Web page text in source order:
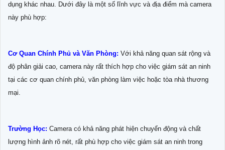
dụng khác nhau. Dưới đây là một số lĩnh vực và địa điểm mà camera
này phù hợp:
Cơ Quan Chính Phủ và Văn Phòng: Với khả năng quan sát rộng và
độ phân giải cao, camera này rất thích hợp cho việc giám sát an ninh
tại các cơ quan chính phủ, văn phòng làm việc hoặc tòa nhà thương
mại.
Trường Học: Camera có khả năng phát hiện chuyển động và chất
lượng hình ảnh rõ nét, rất phù hợp cho việc giám sát an ninh trong